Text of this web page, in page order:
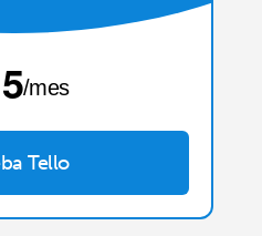
/mes
Tello